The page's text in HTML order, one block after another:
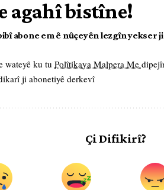
agahî bistîne!
abone em ê nûçeyên lezgîn yekser
wateyê ku tu Polîtikaya Malpera Me
ji abonetiyê derkevî
Çi Difikirî?